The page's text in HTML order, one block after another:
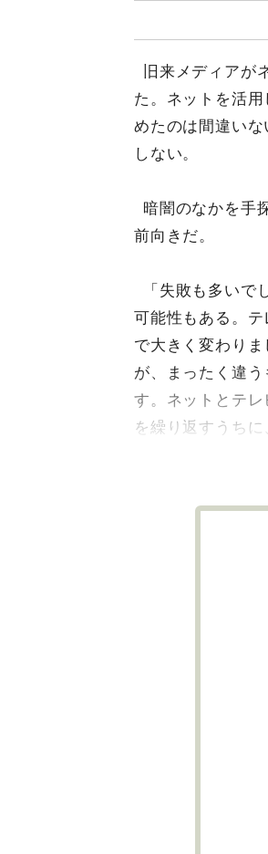
旧来メディアが
た。ネットを活
めたのは間違い
しない。
暗闇のなかを手
前向きだ。
「失敗も多いで
可能性もある。
で大きく変わり
が、まったく違
す。ネットとテ
を繰り返すうちに